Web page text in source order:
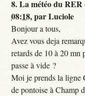
8.La météo du
08:18,parLuciole
Bonjour a tous,
Avez vous deja
retards de 10 à 20
passe à vide ?
Moi je prends la ligne
de pontoise à Champ